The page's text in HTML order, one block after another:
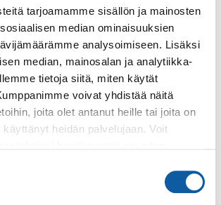
tarjoamamme sisällön ja mainosten
median ominaisuuksien
analysoimiseen. Lisäksi
median, mainosalan ja analytiikka-
tietoja siitä, miten käytät
voivat yhdistää näitä
joita olet antanut heille tai joita on
heidän palvelujaan. Voit
Anna-Maria Sedig
Tyks Laboratoriot